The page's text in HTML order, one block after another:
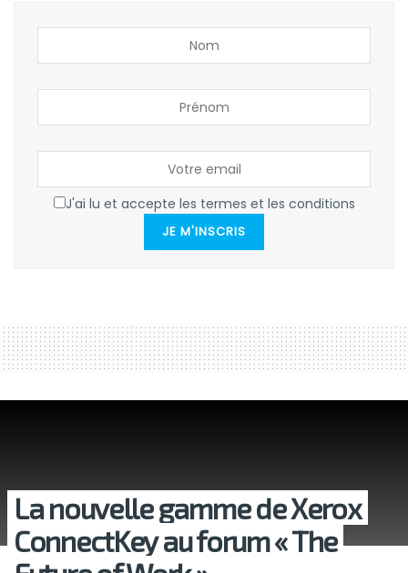
J'ai lu et accepte les termes et les conditions
JE M'INSCRIS
La nouvelle gamme de Xerox
ConnectKey au forum « The